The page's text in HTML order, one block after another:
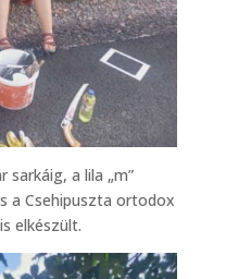
sarkáig, a lila „m”
a Csehipuszta ortodox
elkészült.